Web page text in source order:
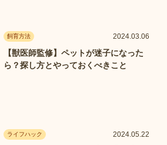
飼育方法 2024.03.06
【獣医師監修】ペットが迷子になった
ら？探し方とやっておくべきこと
ライフハック 2024.05.22